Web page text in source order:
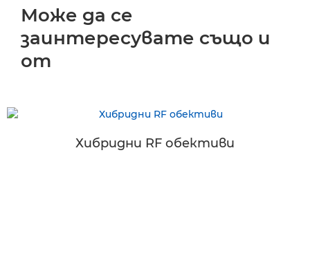
Може да се
заинтересувате също и
от
Хибридни RF обективи